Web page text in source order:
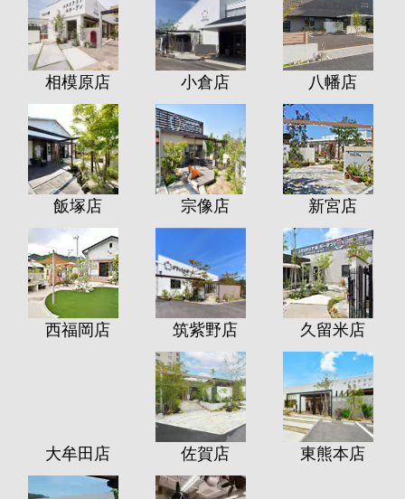
相模原店 小倉店 八幡店
飯塚店 宗像店 新宮店
西福岡店 筑紫野店 久留米店
大牟田店 佐賀店 東熊本店